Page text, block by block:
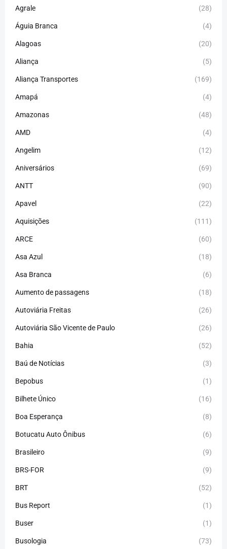
Agrale (28)
Águia Branca (4)
Alagoas (20)
Aliança (5)
Aliança Transportes (169)
Amapá (4)
Amazonas (48)
AMD (4)
Angelim (12)
Aniversários (69)
ANTT (90)
Apavel (22)
Aquisições (111)
ARCE (60)
Asa Azul (18)
Asa Branca (6)
Aumento de passagens (18)
Autoviária Freitas (26)
Autoviária São Vicente de Paulo (26)
Bahia (52)
Baú de Notícias (3)
Bepobus (1)
Bilhete Único (16)
Boa Esperança (8)
Botucatu Auto Ônibus (6)
Brasileiro (9)
BRS-FOR (9)
BRT (52)
Bus Report (1)
Buser (1)
Busologia (73)